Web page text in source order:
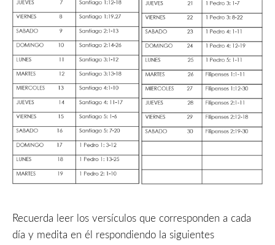
Recuerda leer los versículos que corresponden a cada
día y medita en él respondiendo la siguientes